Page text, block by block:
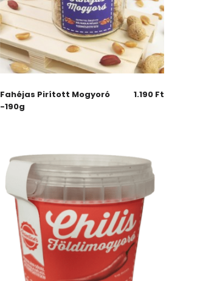
Fahéjas Pirított Mogyoró
-190g
1.190 Ft